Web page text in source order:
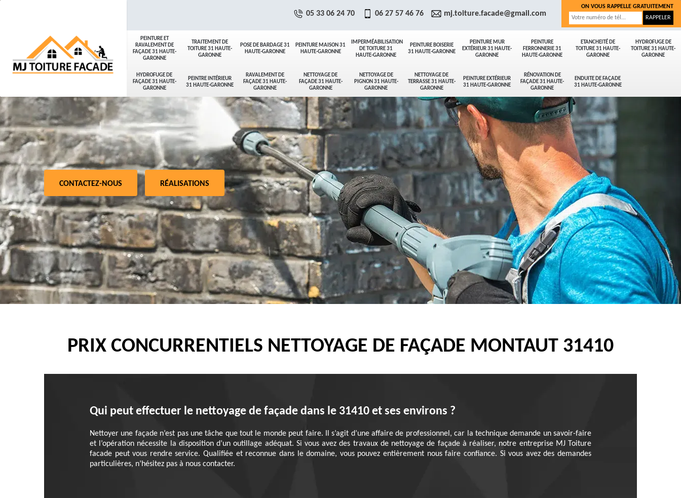
PEINTURE ET
RAVALEMENT DE
FAÇADE 31 HAUTE-
GARONNE
TRAITEMENT DE
TOITURE 31 HAUTE-
GARONNE
POSE DE BARDAGE 31
HAUTE-GARONNE
PEINTURE MAISON 31
HAUTE-GARONNE
IMPERMÉABILISATION
DE TOITURE 31
HAUTE-GARONNE
PEINTURE BOISERIE
31 HAUTE-GARONNE
PEINTURE MUR
EXTÉRIEUR 31 HAUTE-
GARONNE
PEINTURE
FERRONNERIE 31
HAUTE-GARONNE
ETANCHEITÉ DE
TOITURE 31 HAUTE-
GARONNE
HYDROFUGE DE
TOITURE 31 HAUTE-
GARONNE
HYDROFUGE DE
FAÇADE 31 HAUTE-
GARONNE
PEINTRE INTÉRIEUR
31 HAUTE-GARONNE
RAVALEMENT DE
FAÇADE 31 HAUTE-
GARONNE
NETTOYAGE DE
FAÇADE 31 HAUTE-
GARONNE
NETTOYAGE DE
PIGNON 31 HAUTE-
GARONNE
NETTOYAGE DE
TERRASSE 31 HAUTE-
GARONNE
PEINTURE EXTÉRIEUR
31 HAUTE-GARONNE
RÉNOVATION DE
FAÇADE 31 HAUTE-
GARONNE
ENDUITE DE FAÇADE
31 HAUTE-GARONNE
05 33 06 24 70 06 27 57 46 76 mj.toiture.facade@gmail.com
ON VOUS RAPPELLE GRATUITEMENT
CONTACTEZ-NOUS RÉALISATIONS
PRIX CONCURRENTIELS NETTOYAGE DE FAÇADE MONTAUT 31410
Qui peut effectuer le nettoyage de façade dans le 31410 et ses environs ?
Nettoyer une façade n’est pas une tâche que tout le monde peut faire. Il s’agit d’une affaire de professionnel, car la technique demande un savoir-faire
et l’opération nécessite la disposition d’un outillage adéquat. Si vous avez des travaux de nettoyage de façade à réaliser, notre entreprise MJ Toiture
facade peut vous rendre service. Qualifiée et reconnue dans le domaine, vous pouvez entièrement nous faire confiance. Si vous avez des demandes
particulières, n’hésitez pas à nous contacter.